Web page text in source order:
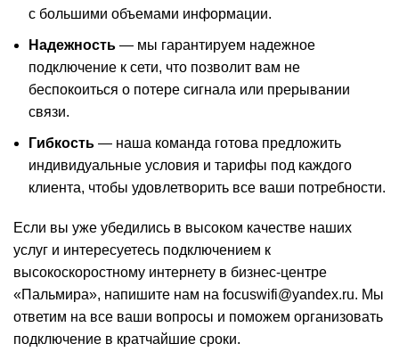
с большими объемами информации.
Надежность — мы гарантируем надежное
подключение к сети, что позволит вам не
беспокоиться о потере сигнала или прерывании
связи.
Гибкость — наша команда готова предложить
индивидуальные условия и тарифы под каждого
клиента, чтобы удовлетворить все ваши потребности.
Если вы уже убедились в высоком качестве наших
услуг и интересуетесь подключением к
высокоскоростному интернету в бизнес-центре
«Пальмира», напишите нам на focuswifi@yandex.ru. Мы
ответим на все ваши вопросы и поможем организовать
подключение в кратчайшие сроки.